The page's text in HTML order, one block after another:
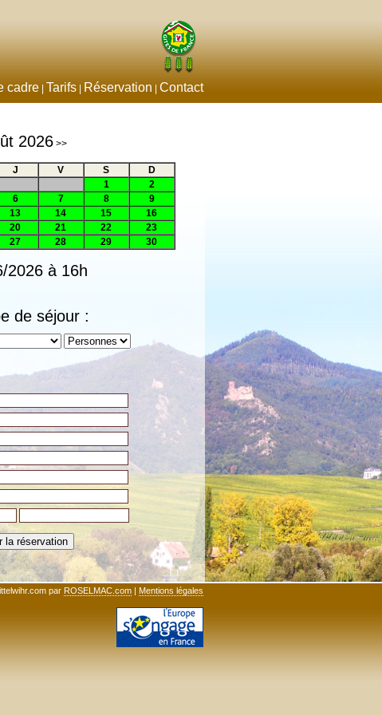
cadre Tarifs Réservation Contact
2026 >>
J V S
D
1
2
6 7 8
9
13 14 15
16
20 21 22
23
27 28 29 30
2026 à 16h
de séjour :
par ROSELMAC.com | Mentions légales